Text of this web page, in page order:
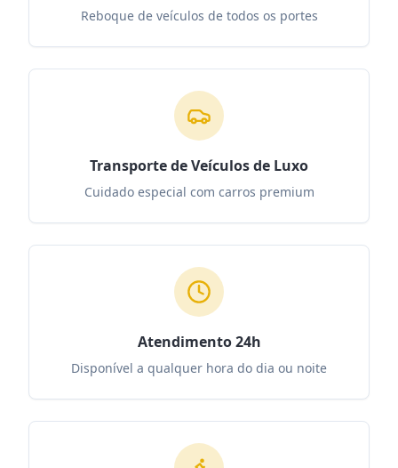
Reboque de veículos de todos os portes
Transporte de Veículos de Luxo
Cuidado especial com carros premium
Atendimento 24h
Disponível a qualquer hora do dia ou noite